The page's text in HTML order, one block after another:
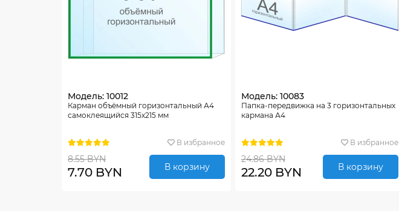
Модель: 10012
Карман объёмный горизонтальный А4
самоклеящийся 315х215 мм
В избранное
8.55 BYN
7.70 BYN В корзину
Модель: 10083
Папка-передвижка на 3 горизонтальных
кармана А4
В избранное
24.86 BYN
22.20 BYN В корзину